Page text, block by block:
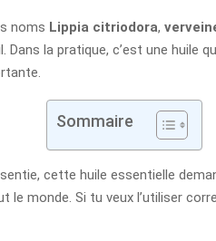
noms Lippia citriodora,
la pratique, c’est une huile
Sommaire
cette huile essentielle
le monde. Si tu veux l’utiliser